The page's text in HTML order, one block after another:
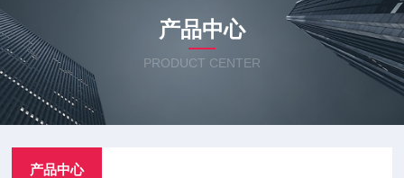
产品中心
PRODUCT CENTER
产品中心